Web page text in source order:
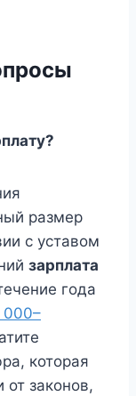
размер
с уставом
зарплата
года
000–
которая
законов,